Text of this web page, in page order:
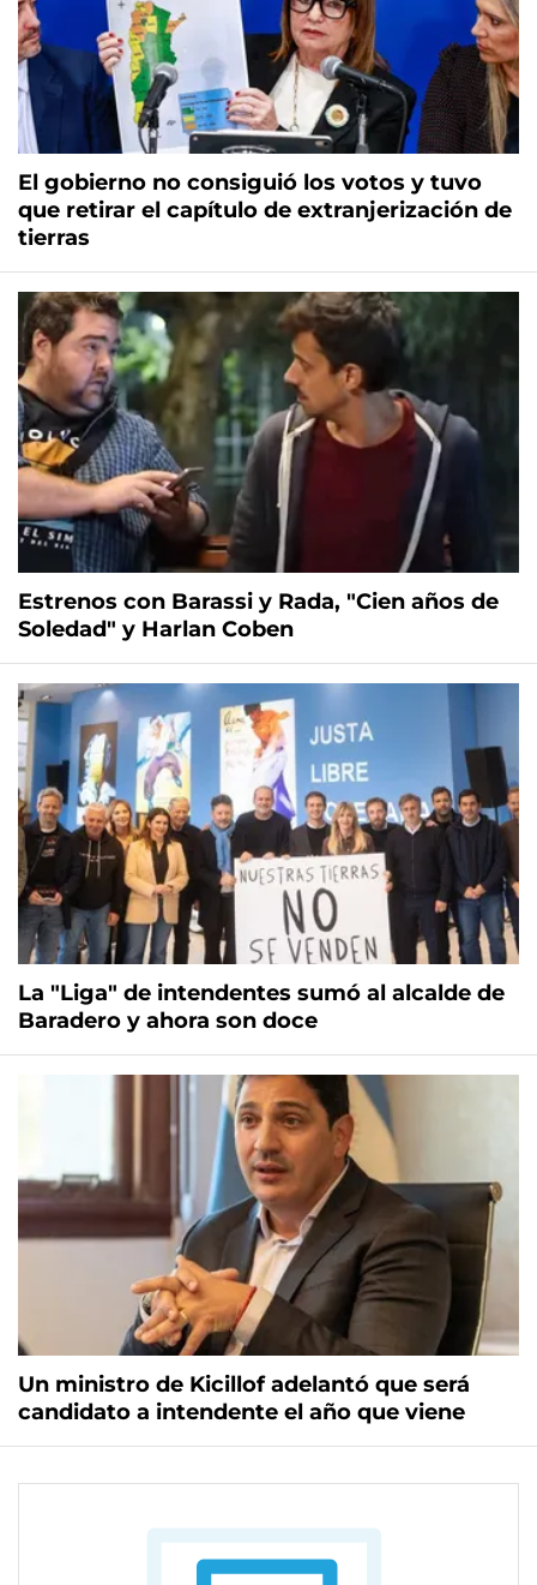
El gobierno no consiguió los votos y tuvo
que retirar el capítulo de extranjerización de
tierras
Estrenos con Barassi y Rada, "Cien años de
Soledad" y Harlan Coben
La "Liga" de intendentes sumó al alcalde de
Baradero y ahora son doce
Un ministro de Kicillof adelantó que será
candidato a intendente el año que viene